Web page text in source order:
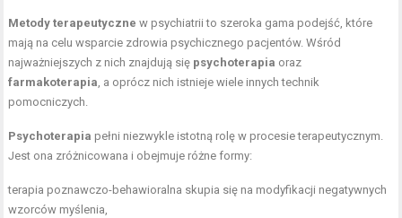
Metody terapeutyczne w psychiatrii to szeroka gama podejść, które
mają na celu wsparcie zdrowia psychicznego pacjentów. Wśród
najważniejszych z nich znajdują się psychoterapia oraz
farmakoterapia, a oprócz nich istnieje wiele innych technik
pomocniczych.
Psychoterapia pełni niezwykle istotną rolę w procesie terapeutycznym.
Jest ona zróżnicowana i obejmuje różne formy:
terapia poznawczo-behawioralna skupia się na modyfikacji negatywnych
wzorców myślenia,